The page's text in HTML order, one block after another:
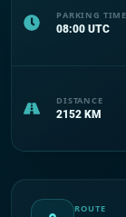
PARKING TIME
08:00 UTC
DISTANCE
2152 KM
ROUTE